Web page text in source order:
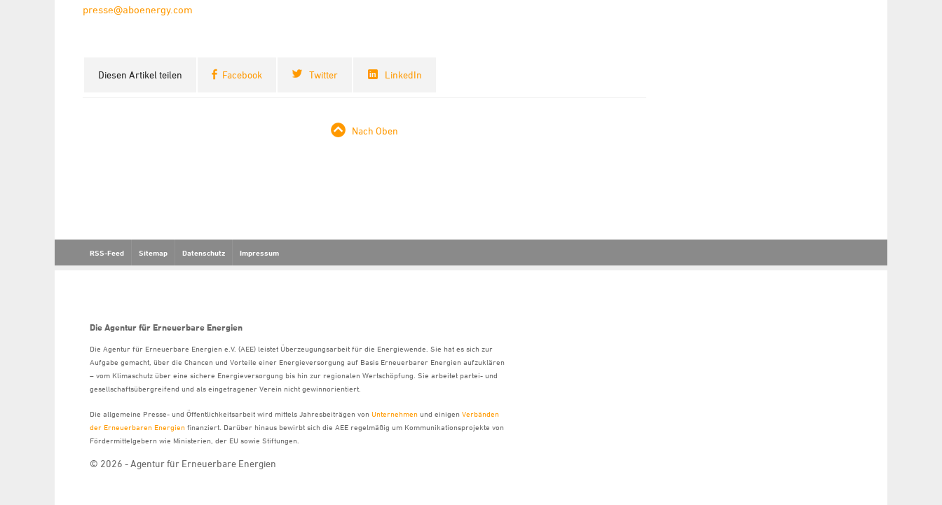
presse@aboenergy.com
Diesen Artikel teilen Facebook Twitter LinkedIn
Nach Oben
RSS-Feed Sitemap Datenschutz Impressum
Die Agentur für Erneuerbare Energien
Die Agentur für Erneuerbare Energien e.V. (AEE) leistet Überzeugungsarbeit für die Energiewende. Sie hat es sich zur
Aufgabe gemacht, über die Chancen und Vorteile einer Energieversorgung auf Basis Erneuerbarer Energien aufzuklären
– vom Klimaschutz über eine sichere Energieversorgung bis hin zur regionalen Wertschöpfung. Sie arbeitet partei- und
gesellschaftsübergreifend und als eingetragener Verein nicht gewinnorientiert.
Die allgemeine Presse- und Öffentlichkeitsarbeit wird mittels Jahresbeiträgen von Unternehmen und einigen Verbänden
der Erneuerbaren Energien finanziert. Darüber hinaus bewirbt sich die AEE regelmäßig um Kommunikationsprojekte von
Fördermittelgebern wie Ministerien, der EU sowie Stiftungen.
© 2026 - Agentur für Erneuerbare Energien